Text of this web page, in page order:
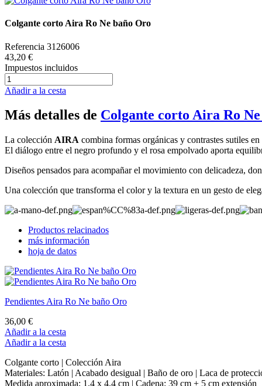
Colgante corto Aira Ro Ne baño Oro
Referencia 3126006
43,20 €
Impuestos incluidos
Añadir a la cesta
Más detalles de Colgante corto Aira Ro
La colección AIRA combina formas orgánicas y contrastes sutiles
El diálogo entre el negro profundo y el rosa empolvado aporta
Diseños pensados para acompañar el movimiento con delicadeza,
Una colección que transforma el color y la textura en un gesto de
Productos relacinados
más información
hoja de datos
Pendientes Aira Ro Ne baño Oro
36,00 €
Añadir a la cesta
Añadir a la cesta
Colgante corto | Colección Aira
Materiales: Latón | Acabado desigual | Baño de oro | Laca de
Medida aproximada: 1.4 x 4.4 cm | Cadena: 39 cm + 5 cm extensión